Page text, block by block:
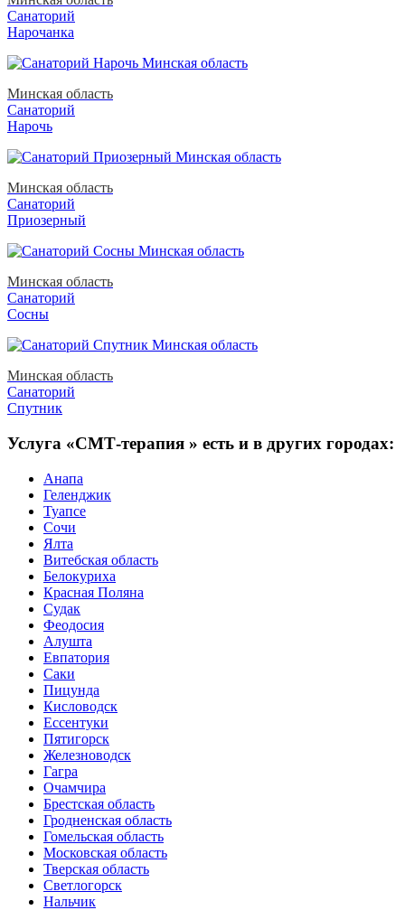
Санаторий
Нарочанка
Минская область
Санаторий
Нарочь
Минская область
Санаторий
Приозерный
Минская область
Санаторий
Сосны
Минская область
Санаторий
Спутник
Услуга «СМТ-терапия » есть и в других городах:
Анапа
Геленджик
Туапсе
Сочи
Ялта
Витебская область
Белокуриха
Красная Поляна
Судак
Феодосия
Алушта
Евпатория
Саки
Пицунда
Кисловодск
Ессентуки
Пятигорск
Железноводск
Гагра
Очамчира
Брестская область
Гродненская область
Гомельская область
Московская область
Тверская область
Светлогорск
Нальчик